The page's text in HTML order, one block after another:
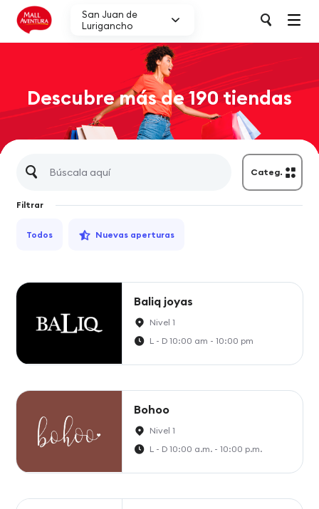
San Juan de
Lurigancho
Descubre más de 190 tiendas
Categ.
Filtrar
Todos Nuevas aperturas
Baliq joyas
Nivel 1
L - D 10:00 am - 10:00 pm
Bohoo
Nivel 1
L - D 10:00 a.m. - 10:00 p.m.